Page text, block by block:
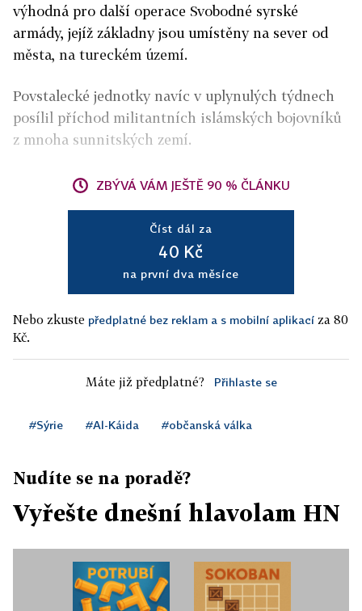
výhodná pro další operace Svobodné syrské
armády, jejíž základny jsou umístěny na sever od
města, na tureckém území.
Povstalecké jednotky navíc v uplynulých týdnech
posílil příchod militantních islámských bojovníků
z mnoha sunnitských zemí.
ZBÝVÁ VÁM JEŠTĚ 90 % ČLÁNKU
Číst dál za
40 Kč
na první dva měsíce
Nebo zkuste předplatné bez reklam a s mobilní aplikací za 80
Kč.
Máte již předplatné? Přihlaste se
#Sýrie #Al-Káida #občanská válka
Nudíte se na poradě?
Vyřešte dnešní hlavolam HN